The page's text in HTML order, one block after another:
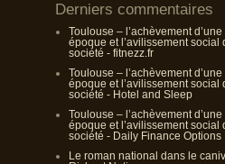
Derniers commentaires
Toulouse – l’achèvement d’une
époque et l’avilissement social
société - fitnezz.fr
Toulouse – l’achèvement d’une
époque et l’avilissement social
société - Hotel and Sleep
Toulouse – l’achèvement d’une
époque et l’avilissement social
société - Daily Finance Options
Le roman national dans le